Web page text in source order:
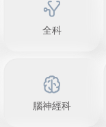
全科
腦神經科